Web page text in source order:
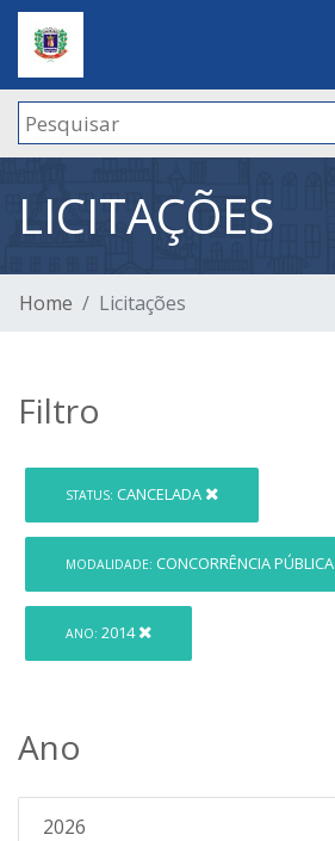
LICITAÇÕES
Home Licitações
Filtro
STATUS: CANCELADA
MODALIDADE: CONCORRÊNCIA PÚBLICA
ANO: 2014
Ano
2026